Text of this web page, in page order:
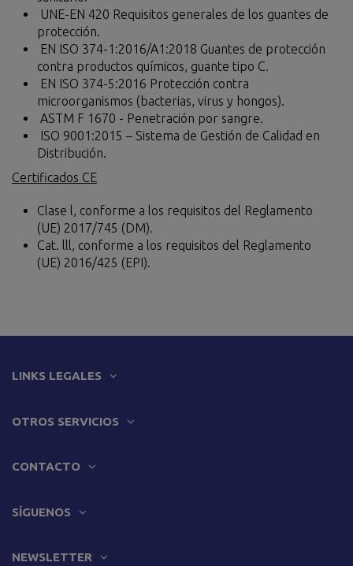
UNE-EN 420 Requisitos generales de los guantes de
protección.
EN ISO 374-1:2016/A1:2018 Guantes de protección
contra productos químicos, guante tipo C.
EN ISO 374-5:2016 Protección contra
microorganismos (bacterias, virus y hongos).
ASTM F 1670 - Penetración por sangre.
ISO 9001:2015 – Sistema de Gestión de Calidad en
Distribución.
Certificados CE
Clase l, conforme a los requisitos del Reglamento
(UE) 2017/745 (DM).
Cat. lll, conforme a los requisitos del Reglamento
(UE) 2016/425 (EPI).
LINKS LEGALES
OTROS SERVICIOS
CONTACTO
SÍGUENOS
NEWSLETTER